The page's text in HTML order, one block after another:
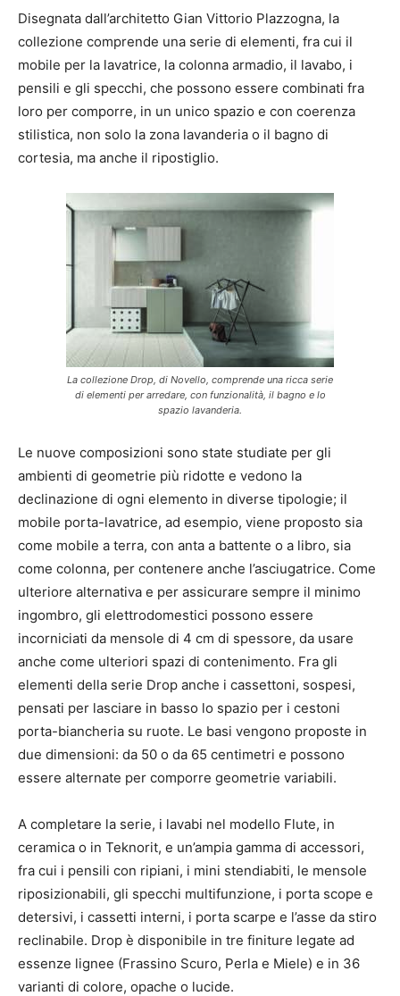
Disegnata dall’architetto Gian Vittorio Plazzogna, la
collezione comprende una serie di elementi, fra cui il
mobile per la lavatrice, la colonna armadio, il lavabo, i
pensili e gli specchi, che possono essere combinati fra
loro per comporre, in un unico spazio e con coerenza
stilistica, non solo la zona lavanderia o il bagno di
cortesia, ma anche il ripostiglio.
La collezione Drop, di Novello, comprende una ricca serie
di elementi per arredare, con funzionalità, il bagno e lo
spazio lavanderia.
Le nuove composizioni sono state studiate per gli
ambienti di geometrie più ridotte e vedono la
declinazione di ogni elemento in diverse tipologie; il
mobile porta-lavatrice, ad esempio, viene proposto sia
come mobile a terra, con anta a battente o a libro, sia
come colonna, per contenere anche l’asciugatrice. Come
ulteriore alternativa e per assicurare sempre il minimo
ingombro, gli elettrodomestici possono essere
incorniciati da mensole di 4 cm di spessore, da usare
anche come ulteriori spazi di contenimento. Fra gli
elementi della serie Drop anche i cassettoni, sospesi,
pensati per lasciare in basso lo spazio per i cestoni
porta-biancheria su ruote. Le basi vengono proposte in
due dimensioni: da 50 o da 65 centimetri e possono
essere alternate per comporre geometrie variabili.
A completare la serie, i lavabi nel modello Flute, in
ceramica o in Teknorit, e un’ampia gamma di accessori,
fra cui i pensili con ripiani, i mini stendiabiti, le mensole
riposizionabili, gli specchi multifunzione, i porta scope e
detersivi, i cassetti interni, i porta scarpe e l’asse da stiro
reclinabile. Drop è disponibile in tre finiture legate ad
essenze lignee (Frassino Scuro, Perla e Miele) e in 36
varianti di colore, opache o lucide.